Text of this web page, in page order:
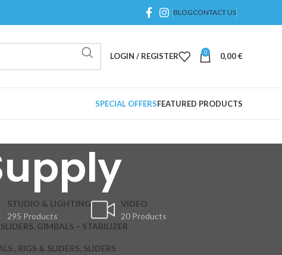
BLOGCONTACT US
LOGIN / REGISTER 0 0,00€
SPECIAL OFFERSFEATURED PRODUCTS
STUDIO & LIGHTING
295 Products
VIDEO
20 Products
GIMBALS – STABILIZER
, RIGS & SLIDERS, SLIDERS